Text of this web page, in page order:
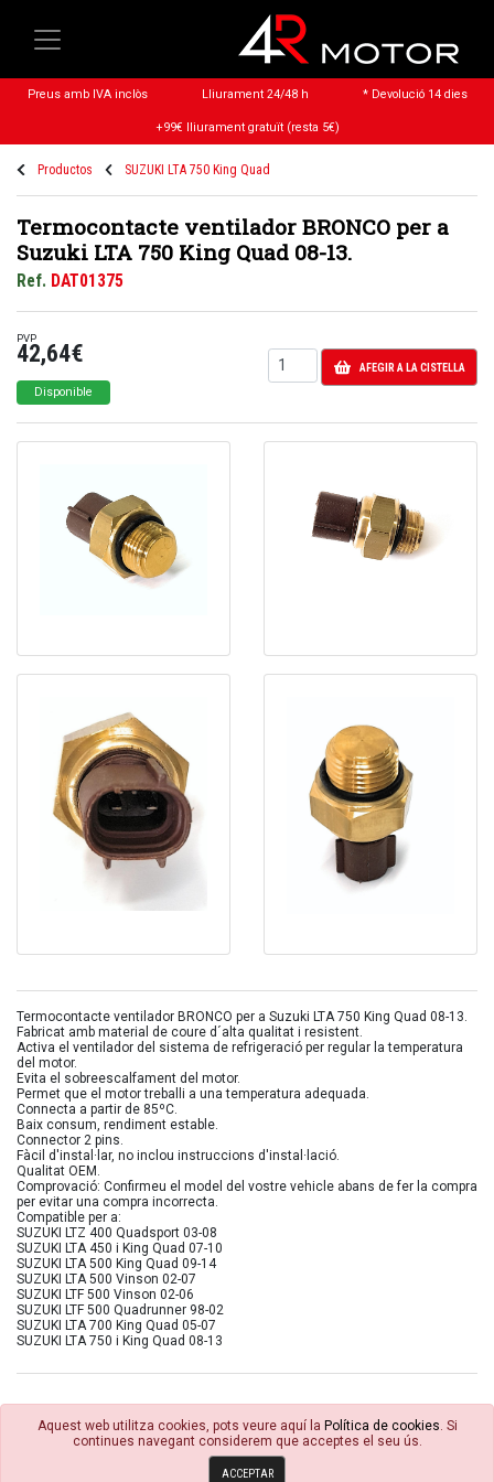
Preus amb IVA inclòs Lliurament 24/48 h * Devolució 14 dies
+99€ lliurament gratuït (resta 5€)
Productos SUZUKI LTA 750 King Quad
Termocontacte ventilador BRONCO per a
Suzuki LTA 750 King Quad 08-13.
Ref. DAT01375
PVP
42,64€
Disponible
AFEGIR A LA CISTELLA
Termocontacte ventilador BRONCO per a Suzuki LTA 750 King Quad 08-13.
Fabricat amb material de coure d´alta qualitat i resistent.
Activa el ventilador del sistema de refrigeració per regular la temperatura
del motor.
Evita el sobreescalfament del motor.
Permet que el motor treballi a una temperatura adequada.
Connecta a partir de 85ºC.
Baix consum, rendiment estable.
Connector 2 pins.
Fàcil d'instal·lar, no inclou instruccions d'instal·lació.
Qualitat OEM.
Comprovació: Confirmeu el model del vostre vehicle abans de fer la compra
per evitar una compra incorrecta.
Compatible per a:
SUZUKI LTZ 400 Quadsport 03-08
SUZUKI LTA 450 i King Quad 07-10
SUZUKI LTA 500 King Quad 09-14
SUZUKI LTA 500 Vinson 02-07
SUZUKI LTF 500 Vinson 02-06
SUZUKI LTF 500 Quadrunner 98-02
SUZUKI LTA 700 King Quad 05-07
SUZUKI LTA 750 i King Quad 08-13
Aquest web utilitza cookies, pots veure aquí la Política de cookies . Si
continues navegant considerem que acceptes el seu ús.
ACCEPTAR